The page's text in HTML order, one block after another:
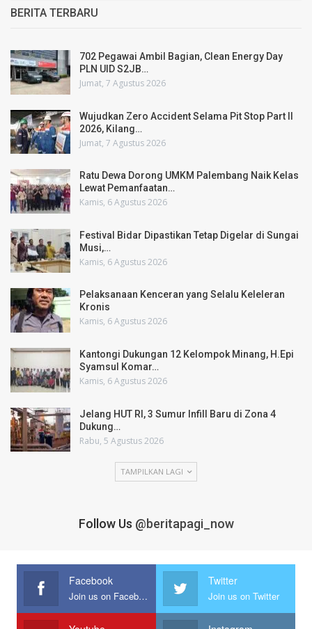
BERITA TERBARU
702 Pegawai Ambil Bagian, Clean Energy Day
PLN UID S2JB…
Jumat, 7 Agustus 2026
Wujudkan Zero Accident Selama Pit Stop Part II
2026, Kilang…
Jumat, 7 Agustus 2026
Ratu Dewa Dorong UMKM Palembang Naik Kelas
Lewat Pemanfaatan…
Kamis, 6 Agustus 2026
Festival Bidar Dipastikan Tetap Digelar di Sungai
Musi,…
Kamis, 6 Agustus 2026
Pelaksanaan Kenceran yang Selalu Keleleran
Kronis
Kamis, 6 Agustus 2026
Kantongi Dukungan 12 Kelompok Minang, H.Epi
Syamsul Komar…
Kamis, 6 Agustus 2026
Jelang HUT RI, 3 Sumur Infill Baru di Zona 4
Dukung…
Rabu, 5 Agustus 2026
TAMPILKAN LAGI
Follow Us @beritapagi_now
Facebook
Join us on Facebook
Twitter
Join us on Twitter